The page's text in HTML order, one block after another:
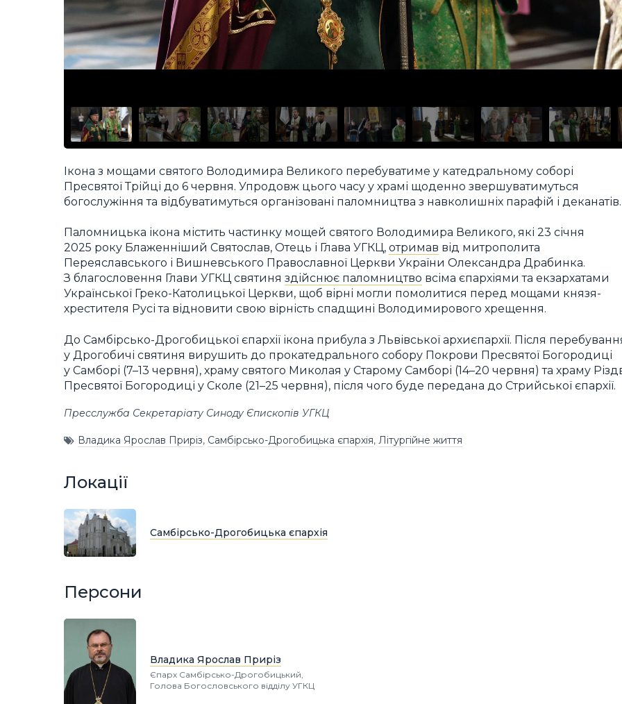
Ікона з мощами святого Володимира Великого перебуватиме у катедральному соборі
Пресвятої Трійці до 6 червня. Упродовж цього часу у храмі щоденно звершуватимуться
богослужіння та відбуватимуться організовані паломництва з навколишніх парафій і деканатів.
Паломницька ікона містить частинку мощей святого Володимира Великого, які 23 січня
2025 року Блаженніший Святослав, Отець і Глава УГКЦ, отримав від митрополита
Переяславського і Вишневського Православної Церкви України Олександра Драбинка.
З благословення Глави УГКЦ святиня здійснює паломництво всіма єпархіями та екзархатами
Української Греко-Католицької Церкви, щоб вірні могли помолитися перед мощами князя-
хрестителя Русі та відновити свою вірність спадщині Володимирового хрещення.
До Самбірсько-Дрогобицької єпархії ікона прибула з Львівської архиєпархії. Після
у Дрогобичі святиня вирушить до прокатедрального собору Покрови Пресвятої Богородиці
у Самборі (7–13 червня), храму святого Миколая у Старому Самборі (14–20 червня) та храму
Пресвятої Богородиці у Сколе (21–25 червня), після чого буде передана до Стрийської єпархії.
Пресслужба Секретаріату Синоду Єпископів УГКЦ
Владика Ярослав Приріз, Самбірсько-Дрогобицька єпархія, Літургійне життя
Локації
Самбірсько-Дрогобицька єпархія
Персони
Владика Ярослав Приріз
Єпарх Самбірсько-Дрогобицький,
Голова Богословського відділу УГКЦ